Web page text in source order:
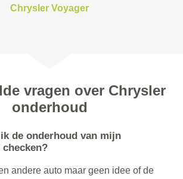
Chrysler Voyager
vragen over Chrysler
onderhoud
de onderhoud van mijn
andere auto maar geen idee of de